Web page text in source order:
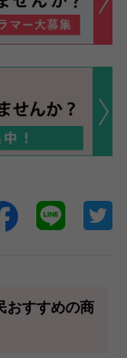
おすすめの商